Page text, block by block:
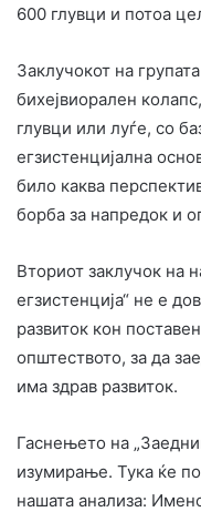
600 глувци и потоа
Заклучокот на
бихејвиорален
глувци или луѓе, со
егзистенцијална
било каква
борба за напредок и
Вториот заклучок на
егзистенција“ не е
развиток кон
општеството, за да
има здрав развиток.
Гаснењето на
изумирање. Тука ќе
нашата анализа: